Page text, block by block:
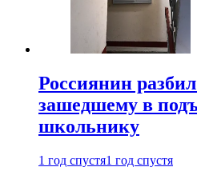
Россиянин
зашедшему в
школьнику
1 год спустя1 год спустя